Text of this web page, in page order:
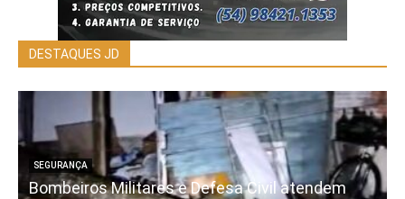
DESTAQUES JD
SEGURANÇA
Bombeiros Militares e Defesa Civil atendem